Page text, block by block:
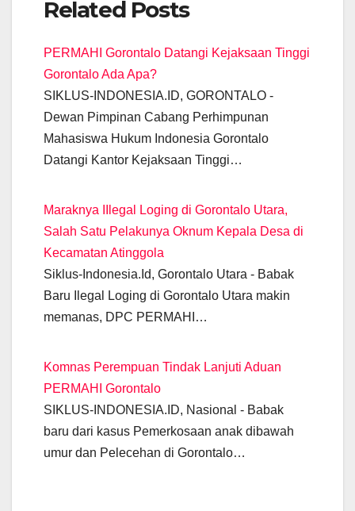
c
e
b
o
o
k
at
s
A
p
p
e
gr
a
m
ail
er e
g
er
e
n
y
Li
Related Posts
PERMAHI Gorontalo Datangi Kejaksaan Tinggi
Gorontalo Ada Apa?
SIKLUS-INDONESIA.ID, GORONTALO -
Dewan Pimpinan Cabang Perhimpunan
Mahasiswa Hukum Indonesia Gorontalo
Datangi Kantor Kejaksaan Tinggi…
Maraknya IIlegal Loging di Gorontalo Utara,
Salah Satu Pelakunya Oknum Kepala Desa di
Kecamatan Atinggola
Siklus-Indonesia.Id, Gorontalo Utara - Babak
Baru Ilegal Loging di Gorontalo Utara makin
memanas, DPC PERMAHI…
Komnas Perempuan Tindak Lanjuti Aduan
PERMAHI Gorontalo
SIKLUS-INDONESIA.ID, Nasional - Babak
baru dari kasus Pemerkosaan anak dibawah
umur dan Pelecehan di Gorontalo…